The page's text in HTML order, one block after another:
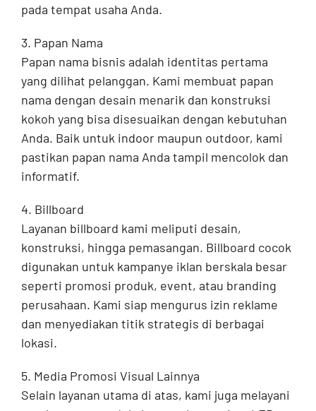
pada tempat usaha Anda.
3. Papan Nama
Papan nama bisnis adalah identitas pertama
yang dilihat pelanggan. Kami membuat papan
nama dengan desain menarik dan konstruksi
kokoh yang bisa disesuaikan dengan kebutuhan
Anda. Baik untuk indoor maupun outdoor, kami
pastikan papan nama Anda tampil mencolok dan
informatif.
4. Billboard
Layanan billboard kami meliputi desain,
konstruksi, hingga pemasangan. Billboard cocok
digunakan untuk kampanye iklan berskala besar
seperti promosi produk, event, atau branding
perusahaan. Kami siap mengurus izin reklame
dan menyediakan titik strategis di berbagai
lokasi.
5. Media Promosi Visual Lainnya
Selain layanan utama di atas, kami juga melayani